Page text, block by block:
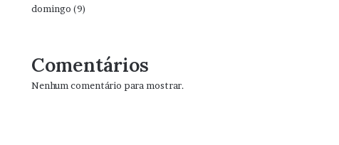
domingo (9)
Comentários
Nenhum comentário para mostrar.